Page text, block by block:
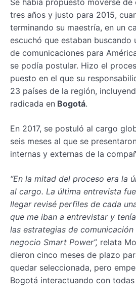
Se había propuesto moverse
tres años y justo para 2015,
terminando su maestría, en un
escuchó que estaban buscando
de comunicaciones para
se podía postular. Hizo el
puesto en el que su
23 países de la región,
radicada en Bogotá.
En 2017, se postuló al cargo
seis meses al que se
internas y externas de la
“En la mitad del proceso era la
al cargo. La última entrevista
llegar revisé perfiles de cada
que me iban a entrevistar y
las estrategias de
negocio Smart Power”, relata
dieron cinco meses de plazo
quedar seleccionada, pero
Bogotá interactuando con